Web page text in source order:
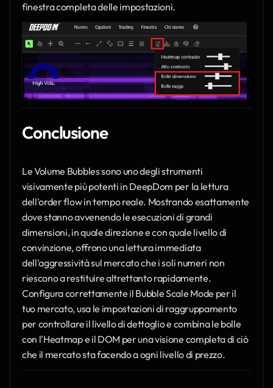
finestra completa delle impostazioni.
Conclusione
Le Volume Bubbles sono uno degli strumenti
visivamente più potenti in DeepDom per la lettura
dell'order flow in tempo reale. Mostrando esattamente
dove stanno avvenendo le esecuzioni di grandi
dimensioni, in quale direzione e con quale livello di
convinzione, offrono una lettura immediata
dell'aggressività sul mercato che i soli numeri non
riescono a restituire altrettanto rapidamente.
Configura correttamente il Bubble Scale Mode per il
tuo mercato, usa le impostazioni di raggruppamento
per controllare il livello di dettaglio e combina le bolle
con l'Heatmap e il DOM per una visione completa di ciò
che il mercato sta facendo a ogni livello di prezzo.